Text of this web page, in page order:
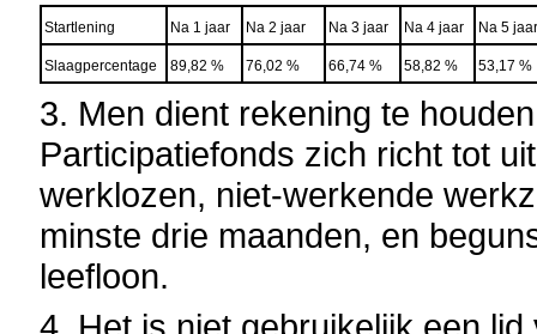
Startlening Na 1 jaar Na 2 jaar Na 3 jaar Na 4 jaar Na 5
Slaagpercentage 89,82 % 76,02 % 66,74 % 58,82 % 53,17 %
3. Men dient rekening te
Participatiefonds zich richt tot
werklozen, niet-werkende
minste drie maanden, en
leefloon.